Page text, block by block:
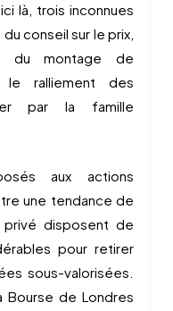
là, trois inconnues
conseil sur le prix,
du montage de
ralliement des
par la famille
aux actions
une tendance de
disposent de
pour retirer
sous-valorisées.
Bourse de Londres